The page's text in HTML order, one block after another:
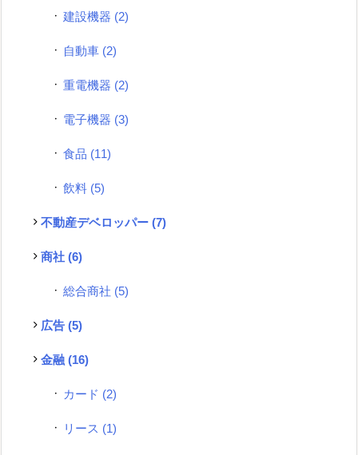
建設機器 (2)
自動車 (2)
重電機器 (2)
電子機器 (3)
食品 (11)
飲料 (5)
不動産デベロッパー (7)
商社 (6)
総合商社 (5)
広告 (5)
金融 (16)
カード (2)
リース (1)